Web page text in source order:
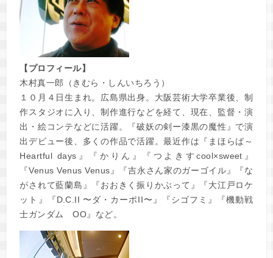
【プロフィール】
木村真一郎（きむら・しんいちろう）
１０月４日生まれ。広島県出身。大阪芸術大学卒業後、制
作スタジオに入り、制作進行などを経て、現在、監督・演
出・絵コンテなどに活躍。『破妖の剣ー漆黒の魔性』で演
出デビュー後、多くの作品で活躍。最近作は『まほらば～
Heartful days』『かりん』『つよきすcool×sweet』
『Venus Venus Venus』『吉永さん家のガーゴイル』『な
がされて藍蘭島』『おおきく振りかぶって』『大江戸ロケ
ット』『D.C.II 〜ダ・カーポII〜』『シゴフミ』『機動戦
士ガンダム OO』など。